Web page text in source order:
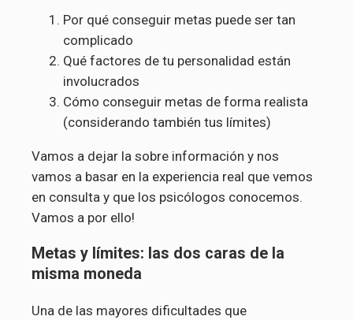
Por qué conseguir metas puede ser tan
complicado
Qué factores de tu personalidad están
involucrados
Cómo conseguir metas de forma realista
(considerando también tus límites)
Vamos a dejar la sobre información y nos
vamos a basar en la experiencia real que vemos
en consulta y que los psicólogos conocemos.
Vamos a por ello!
Metas y límites: las dos caras de la
misma moneda
Una de las mayores dificultades que